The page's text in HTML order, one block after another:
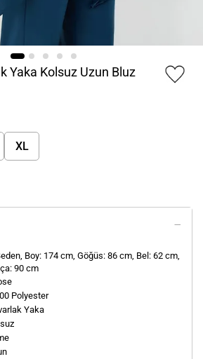
Yaka Kolsuz Uzun Bluz
XL
Boy: 174 cm, Göğüs: 86 cm, Bel: 62 cm,
90 cm
Polyester
Yaka